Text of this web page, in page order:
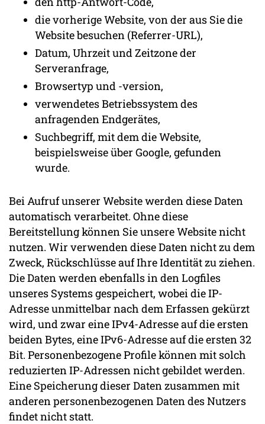
die vorherige Website, von der aus Sie die
Website besuchen (Referrer-URL),
Datum, Uhrzeit und Zeitzone der
Serveranfrage,
Browsertyp und -version,
verwendetes Betriebssystem des
anfragenden Endgerätes,
Suchbegriff, mit dem die Website,
beispielsweise über Google, gefunden
wurde.
Bei Aufruf unserer Website werden diese Daten
automatisch verarbeitet. Ohne diese
Bereitstellung können Sie unsere Website nicht
nutzen. Wir verwenden diese Daten nicht zu dem
Zweck, Rückschlüsse auf Ihre Identität zu ziehen.
Die Daten werden ebenfalls in den Logfiles
unseres Systems gespeichert, wobei die IP-
Adresse unmittelbar nach dem Erfassen gekürzt
wird, und zwar eine IPv4-Adresse auf die ersten
beiden Bytes, eine IPv6-Adresse auf die ersten 32
Bit. Personenbezogene Profile können mit solch
reduzierten IP-Adressen nicht gebildet werden.
Eine Speicherung dieser Daten zusammen mit
anderen personenbezogenen Daten des Nutzers
findet nicht statt.